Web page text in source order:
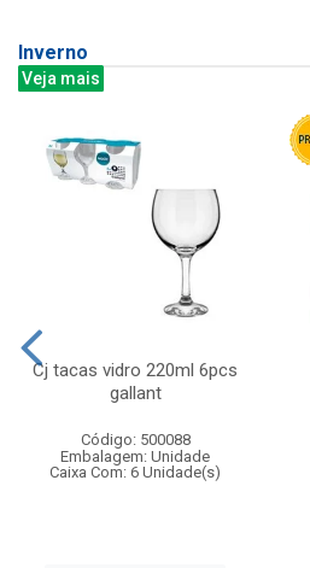
Inverno
Veja mais
Cj tacas vidro 220ml 6pcs
gallant
Código: 500088
Embalagem: Unidade
Caixa Com: 6 Unidade(s)